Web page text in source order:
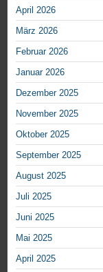
April 2026
März 2026
Februar 2026
Januar 2026
Dezember 2025
November 2025
Oktober 2025
September 2025
August 2025
Juli 2025
Juni 2025
Mai 2025
April 2025